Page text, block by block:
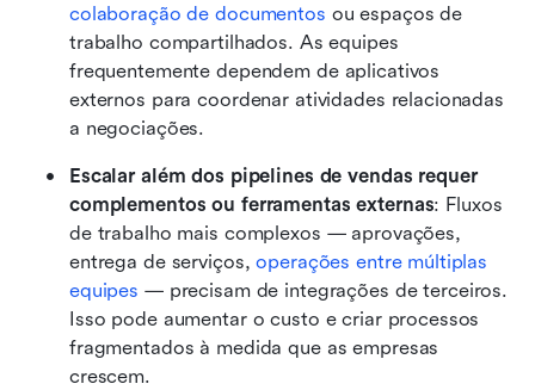
colaboração de documentos ou espaços de
trabalho compartilhados. As equipes
frequentemente dependem de aplicativos
externos para coordenar atividades relacionadas
a negociações.
Escalar além dos pipelines de vendas requer
complementos ou ferramentas externas: Fluxos
de trabalho mais complexos — aprovações,
entrega de serviços, operações entre múltiplas
equipes — precisam de integrações de terceiros.
Isso pode aumentar o custo e criar processos
fragmentados à medida que as empresas
crescem.